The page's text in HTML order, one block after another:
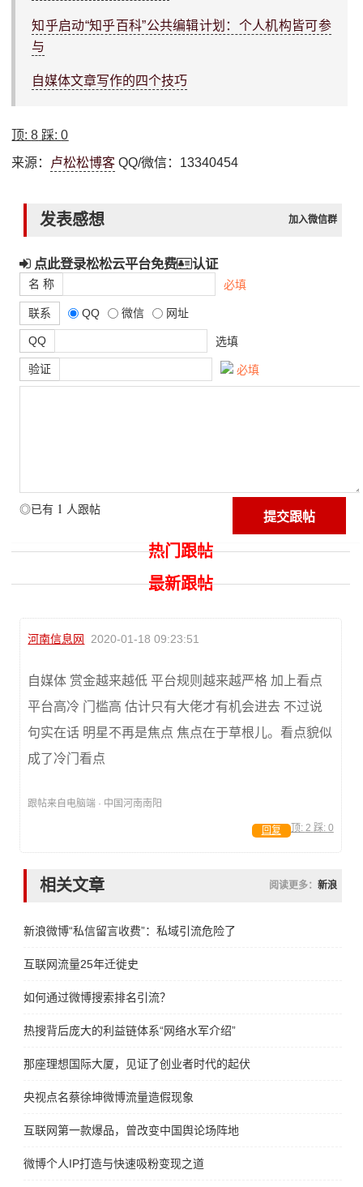
知乎启动“知乎百科”公共编辑计划：个人机构皆可参
与
自媒体文章写作的四个技巧
顶:8 踩:0
来源： 卢松松博客 QQ/微信：13340454
发表感想 加入微信群
点此登录松松云平台免费 认证
名 称 必填
联系 QQ 微信 网址
QQ 选填
验证 必填
◎已有 1 人跟帖
热门跟帖
最新跟帖
河南信息网 2020-01-18 09:23:51
自媒体 赏金越来越低 平台规则越来越严格 加上看点
平台高冷 门槛高 估计只有大佬才有机会进去 不过说
句实在话 明星不再是焦点 焦点在于草根儿。看点貌似
成了冷门看点
跟帖来自电脑端 · 中国河南南阳
顶: 2 踩: 0
回复
相关文章 阅读更多： 新浪
新浪微博“私信留言收费”：私域引流危险了
互联网流量25年迁徙史
如何通过微博搜索排名引流？
热搜背后庞大的利益链体系“网络水军介绍”
那座理想国际大厦，见证了创业者时代的起伏
央视点名蔡徐坤微博流量造假现象
互联网第一款爆品，曾改变中国舆论场阵地
微博个人IP打造与快速吸粉变现之道